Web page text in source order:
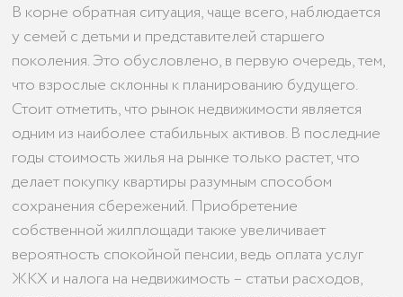
В корне обратная ситуация, чаще всего, наблюдается
у семей с детьми и представителей старшего
поколения. Это обусловлено, в первую очередь, тем,
что взрослые склонны к планированию будущего.
Стоит отметить, что рынок недвижимости является
одним из наиболее стабильных активов. В последние
годы стоимость жилья на рынке только растет, что
делает покупку квартиры разумным способом
сохранения сбережений. Приобретение
собственной жилплощади также увеличивает
вероятность спокойной пенсии, ведь оплата услуг
ЖКХ и налога на недвижимость – статьи расходов,